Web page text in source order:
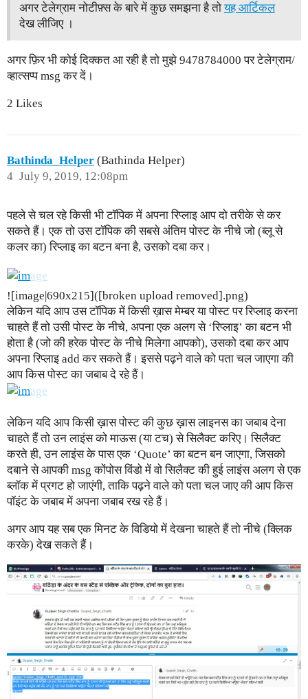
अगर टेलेग्राम नोटीफ़्स के बारे में कुछ समझना है तोयह आर्टिकल
देख लीजिए ।
अगर फ़िर भी कोई दिक्कत आ रही है तो मुझे 9478784000 पर टेलेग्राम/
व्हात्सप्प msg कर दें।
2 Likes
Bathinda_Helper (Bathinda Helper)
July 9, 2019, 12:08pm
4
पहले से चल रहे किसी भी टॉपिक में अपना रिप्लाइ आप दो तरीके से कर
सकते हैं। एक तो उस टॉपिक की सबसे अंतिम पोस्ट के नीचे जो (ब्लू से
कलर का) रिप्लाइ का बटन बना है, उसको दबा कर।
![image|690x215]([broken upload removed].png)
लेकिन यदि आप उस टॉपिक में किसी ख़ास मेम्बर या पोस्ट पर रिप्लाइ करना
चाहते हैं तो उसी पोस्ट के नीचे, अपना एक अलग से ‘रिप्लाइ’ का बटन भी
होता है (जो की हरेक पोस्ट के नीचे मिलेगा आपको), उसको दबा कर आप
अपना रिप्लाइ add कर सकते हैं। इससे पढ़ने वाले को पता चल जाएगा की
आप किस पोस्ट का जबाब दे रहे हैं।
लेकिन यदि आप किसी ख़ास पोस्ट की कुछ ख़ास लाइनस का जबाब देना
चाहते हैं तो उन लाइंस को माऊस (या टच) से सिलैक्ट करिए। सिलैक्ट
करते ही, उन लाइंस के पास एक ‘Quote’ का बटन बन जाएगा, जिसको
दबाने से आपकी msg कोंपोस विंडो में वो सिलैक्ट की हुई लाइंस अलग से एक
ब्लॉक में प्रगट हो जाएंगी, ताकि पढ़ने वाले को पता चल जाए की आप किस
पॉइंट के जबाब में अपना जबाब रख रहे हैं।
अगर आप यह सब एक मिनट के विडियो में देखना चाहते हैं तो नीचे (क्लिक
करके) देख सकते हैं।